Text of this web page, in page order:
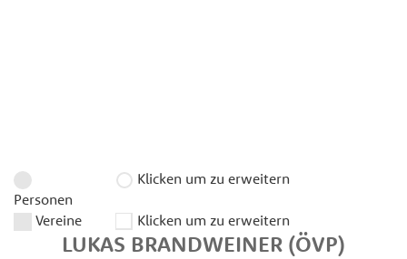
Personen
Klicken um zu erweitern
Vereine Klicken um zu erweitern
LUKAS BRANDWEINER (ÖVP)